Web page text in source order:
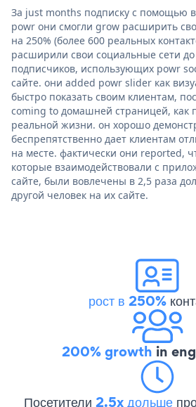
За just months подписку с помощью
powr они смогли grow расширить
на 250% (более 600 реальных
расширили свои социальные сети до
подписчиков, использующих powr
сайте. они added powr slider как
быстро показать своим клиентам,
coming to домашней страницей, как
реальной жизни. он хорошо
беспрепятственно дает клиентам
на месте. фактически они reported,
которые взаимодействовали с
сайте, были вовлечены в 2,5 раза
другой человек на их сайте.
рост в 250%
200% growth in
Посетители 2.5x дольше